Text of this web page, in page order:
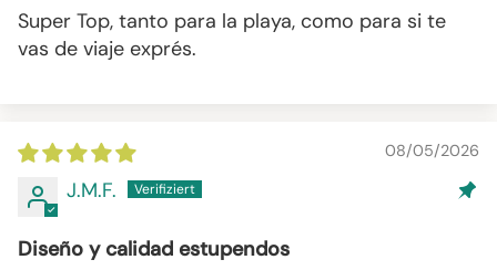
Super Top, tanto para la playa, como para si te
vas de viaje exprés.
08/05/2026
J.M.F.
Diseño y calidad estupendos